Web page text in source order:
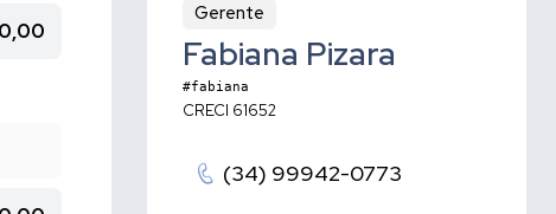
Gerente
Fabiana Pizara
#fabiana
CRECI 61652
(34) 99942-0773